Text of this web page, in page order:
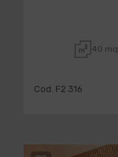
40 mq
Cod. F2 316